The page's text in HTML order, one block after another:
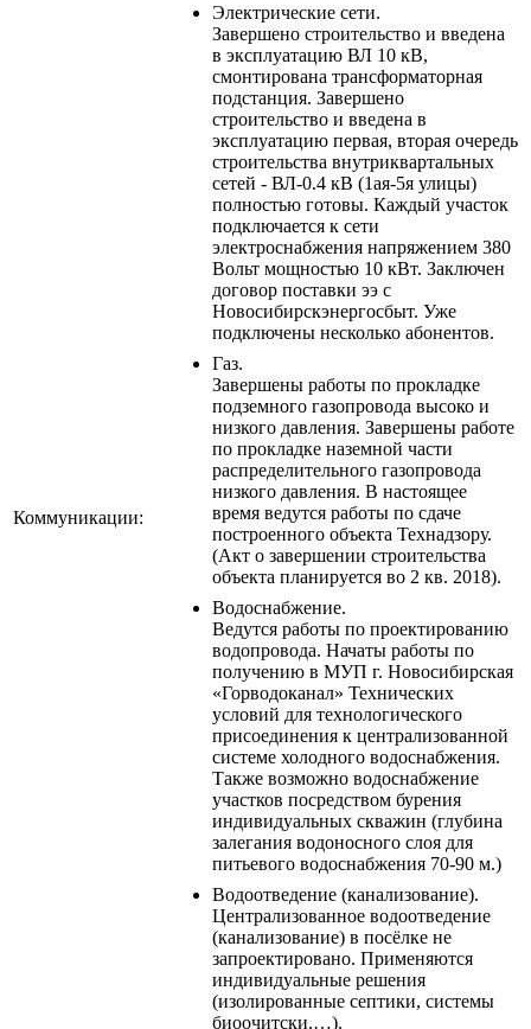
Коммуникации:
Электрические сети.
Завершено строительство и введена
в эксплуатацию ВЛ 10 кВ,
смонтирована трансформаторная
подстанция. Завершено
строительство и введена в
эксплуатацию первая, вторая очередь
строительства внутриквартальных
сетей - ВЛ-0.4 кВ (1ая-5я улицы)
полностью готовы. Каждый участок
подключается к сети
электроснабжения напряжением 380
Вольт мощностью 10 кВт. Заключен
договор поставки ээ с
Новосибирскэнергосбыт. Уже
подключены несколько абонентов.
Газ.
Завершены работы по прокладке
подземного газопровода высоко и
низкого давления. Завершены работе
по прокладке наземной части
распределительного газопровода
низкого давления. В настоящее
время ведутся работы по сдаче
построенного объекта Технадзору.
(Акт о завершении строительства
объекта планируется во 2 кв. 2018).
Водоснабжение.
Ведутся работы по проектированию
водопровода. Начаты работы по
получению в МУП г. Новосибирская
«Горводоканал» Технических
условий для технологического
присоединения к централизованной
системе холодного водоснабжения.
Также возможно водоснабжение
участков посредством бурения
индивидуальных скважин (глубина
залегания водоносного слоя для
питьевого водоснабжения 70-90 м.)
Водоотведение (канализование).
Централизованное водоотведение
(канализование) в посёлке не
запроектировано. Применяются
индивидуальные решения
(изолированные септики, системы
биоочитски,…).